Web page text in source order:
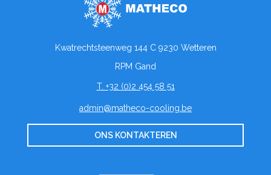
Kwatrechtsteenweg 144 C 9230 Wetteren
RPM Gand
T. +32 (0)2 454 58 51
admin@matheco-cooling.be
ONS KONTAKTEREN